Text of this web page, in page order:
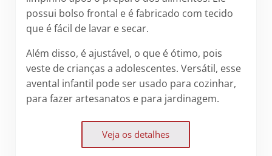
possui bolso frontal e é fabricado com tecido
que é fácil de lavar e secar.
Além disso, é ajustável, o que é ótimo, pois
veste de crianças a adolescentes. Versátil, esse
avental infantil pode ser usado para cozinhar,
para fazer artesanatos e para jardinagem.
Veja os detalhes